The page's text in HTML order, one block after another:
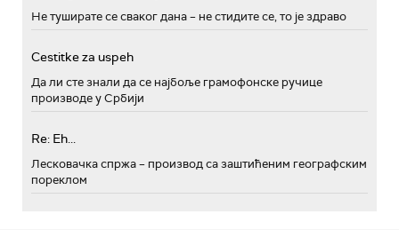
Не туширате се сваког дана – не стидите се, то је здраво
Cestitke za uspeh
Да ли сте знали да се најбоље грамофонске ручице
производе у Србији
Re: Eh...
Лесковачка спржа – производ са заштићеним географским
пореклом